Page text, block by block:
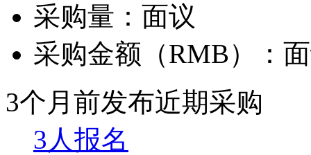
采购量： 面议
采购金额（RMB）：
3个月前发布近期采购
3人报名